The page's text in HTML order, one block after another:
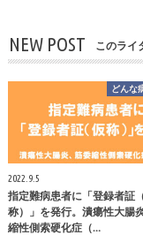
NEW POST このライ
どんな
2022.9.5
指定難病患者に「登録者証
称）」を発行。潰瘍性大腸
縮性側索硬化症（…